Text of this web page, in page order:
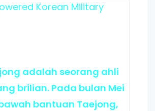
Korean Military
adalah seorang ahli
brilian. Pada bulan Mei
bantuan Taejong,